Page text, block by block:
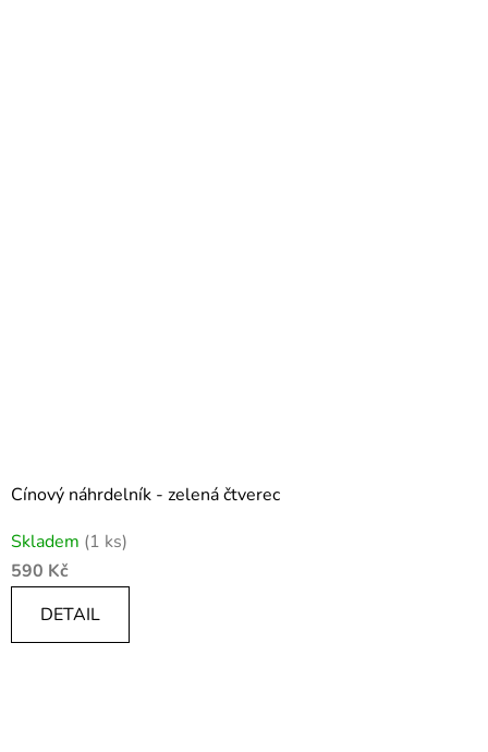
Cínový náhrdelník - zelená čtverec
Skladem (1 ks)
590 Kč
DETAIL